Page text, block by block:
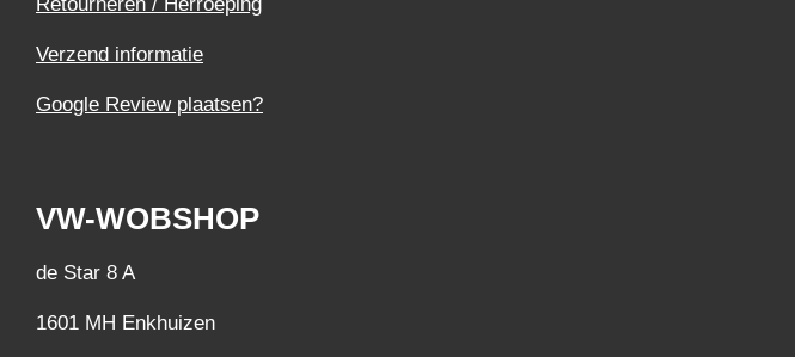
Verzend informatie
Google Review plaatsen?
VW-WOBSHOP
de Star 8 A
1601 MH Enkhuizen